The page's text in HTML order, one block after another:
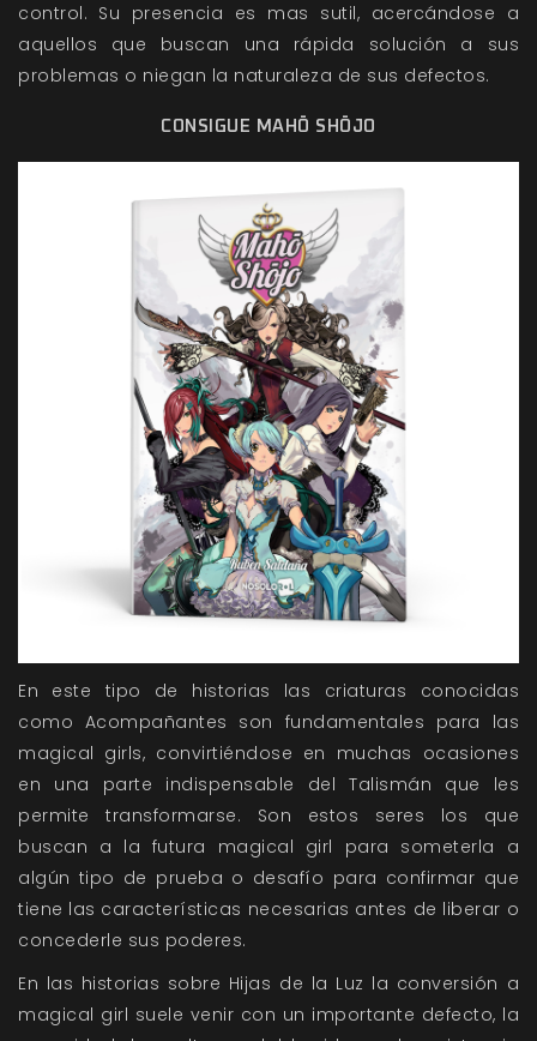
control. Su presencia es mas sutil, acercándose a
aquellos que buscan una rápida solución a sus
problemas o niegan la naturaleza de sus defectos.
CONSIGUE MAHŌ SHŌJO
En este tipo de historias las criaturas conocidas
como Acompañantes son fundamentales para las
magical girls, convirtiéndose en muchas ocasiones
en una parte indispensable del Talismán que les
permite transformarse. Son estos seres los que
buscan a la futura magical girl para someterla a
algún tipo de prueba o desafío para confirmar que
tiene las características necesarias antes de liberar o
concederle sus poderes.
En las historias sobre Hijas de la Luz la conversión a
magical girl suele venir con un importante defecto, la